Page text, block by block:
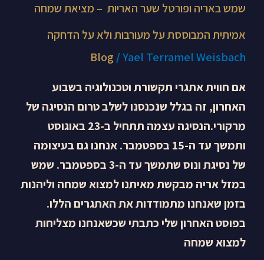
שמש באריה ופורטל שער האריות – מציאת שמחה
אמיתית המבוססת על מעורבות ולא על הדחקה
Blog /Yael Terramel Weisbach
אם חווית אתגרי תקשורת וטכנולוגיה בשבוע
האחרון, זה בגלל שנכנסנו לשלב טרום הנסיגה של
מרקורי.הנסיגה עצמה תתחיל ב-23 באוגוסט
ותמשך עד ה-15 בספטמבר. אנחנו גם בעיצומה
של נסיגת ונוס שתמשך עד ה-3 בספטמבר. שמש
במזל אריה מבקשת מאיתנו למצוא שמחה וליהנות
בזמן שאנחנו מתמודדות את האתגרים הללו.
בפוסט האחרון שלי כתבתי שכשאנחנו מצליחות
למצוא שמחה
הדחקה